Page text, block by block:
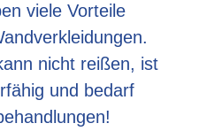
viele Vorteile
nicht reißen, ist
und bedarf